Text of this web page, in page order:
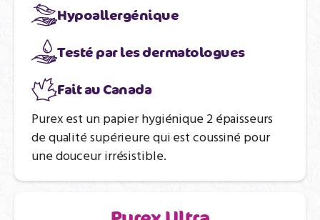
Hypoallergénique
Testé par les dermatologues
Fait au Canada
Purex est un papier hygiénique 2 épaisseurs
de qualité supérieure qui est coussiné pour
une douceur irrésistible.